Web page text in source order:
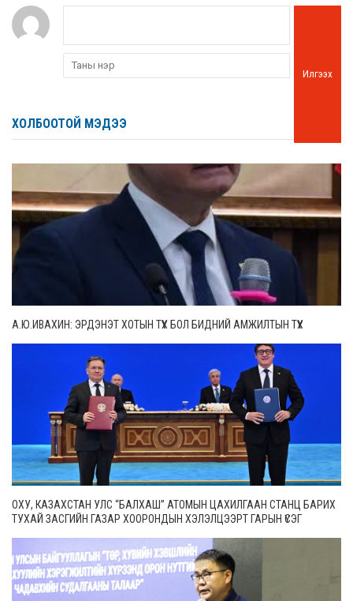
Илгээх
ХОЛБООТОЙ МЭДЭЭ
А.Ю.ИВАХИН: ЭРДЭНЭТ ХОТЫН ТҮҮХ БОЛ БИДНИЙ АМЖИЛТЫН ТҮҮХ
ОХУ, КАЗАХСТАН УЛС “БАЛХАШ” АТОМЫН ЦАХИЛГААН СТАНЦ БАРИХ
ТУХАЙ ЗАСГИЙН ГАЗАР ХООРОНДЫН ХЭЛЭЛЦЭЭРТ ГАРЫН ҮСЭГ